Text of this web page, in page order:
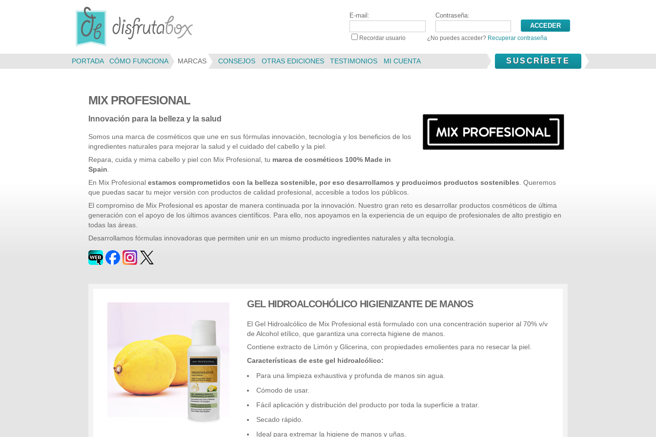
E-mail: Contraseña:
Recordar usuario ¿No puedes acceder? Recuperar contraseña
PORTADA CÓMO FUNCIONA MARCAS CONSEJOS OTRAS EDICIONES TESTIMONIOS MI CUENTA SUSCRÍBETE
MIX PROFESIONAL
Innovación para la belleza y la salud
Somos una marca de cosméticos que une en sus fórmulas innovación, tecnología y los beneficios de los
ingredientes naturales para mejorar la salud y el cuidado del cabello y la piel.
Repara, cuida y mima cabello y piel con Mix Profesional, tu marca de cosméticos 100% Made in
Spain
En Mix Profesionalestamos comprometidos con la belleza sostenible, por eso desarrollamos y producimos productos sostenibles . Queremos
que puedas sacar tu mejor versión con productos de calidad profesional, accesible a todos los públicos.
El compromiso de Mix Profesional es apostar de manera continuada por la innovación. Nuestro gran reto es desarrollar productos cosméticos de última
generación con el apoyo de los últimos avances científicos. Para ello, nos apoyamos en la experiencia de un equipo de profesionales de alto prestigio en
todas las áreas.
Desarrollamos fórmulas innovadoras que permiten unir en un mismo producto ingredientes naturales y alta tecnología.
GEL HIDROALCOHÓLICO HIGIENIZANTE DE MANOS
El Gel Hidroalcólico de Mix Profesional está formulado con una concentración superior al 70% v/v
de Alcohol etílico, que garantiza una correcta higiene de manos.
Contiene extracto de Limón y Glicerina, con propiedades emolientes para no resecar la piel.
Características de este gel hidroalcólico:
Para una limpieza exhaustiva y profunda de manos sin agua.
Cómodo de usar.
Fácil aplicación y distribución del producto por toda la superficie a tratar.
Secado rápido.
Ideal para extremar la higiene de manos y uñas.